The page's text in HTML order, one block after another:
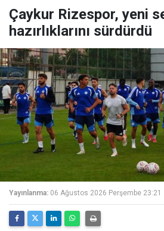
Çaykur Rizespor, yeni
hazırlıklarını sürdürdü
Yayınlanma: 06 Ağustos 2026 Perşembe 23:21